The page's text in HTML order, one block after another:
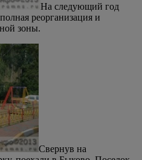
На следующий год
реорганизация и
зоны.
Свернув на